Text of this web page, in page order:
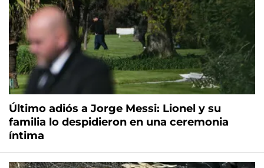
Último adiós a Jorge Messi: Lionel y su
familia lo despidieron en una ceremonia
íntima